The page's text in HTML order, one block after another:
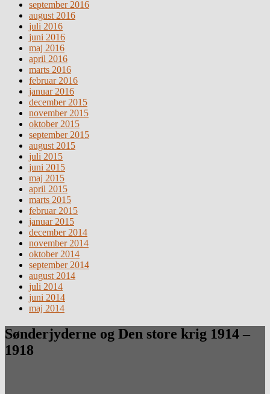
september 2016
august 2016
juli 2016
juni 2016
maj 2016
april 2016
marts 2016
februar 2016
januar 2016
december 2015
november 2015
oktober 2015
september 2015
august 2015
juli 2015
juni 2015
maj 2015
april 2015
marts 2015
februar 2015
januar 2015
december 2014
november 2014
oktober 2014
september 2014
august 2014
juli 2014
juni 2014
maj 2014
Sønderjyderne og Den store krig 1914 –
1918